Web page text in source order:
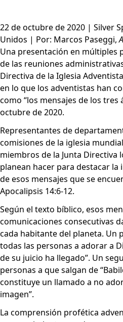
22 de octubre de 2020 | Silver
Unidos | Por: Marcos Paseggi,
Una presentación en múltiples
de las reuniones
Directiva de la Iglesia
en lo que los adventistas han
como “los mensajes de los tres
octubre de 2020.
Representantes de
comisiones de la iglesia
miembros de la Junta Directiva
planean hacer para destacar
de esos mensajes que se
Apocalipsis 14:6-12.
Según el texto bíblico, esos
comunicaciones consecutivas
cada habitante del planeta. Un
todas las personas a adorar a
de su juicio ha llegado”. Un
personas a que salgan de
constituye un llamado a no
imagen”.
La comprensión profética